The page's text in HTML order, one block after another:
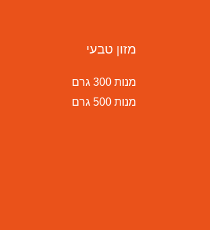
מזון טבעי
מנות 300 גרם
מנות 500 גרם